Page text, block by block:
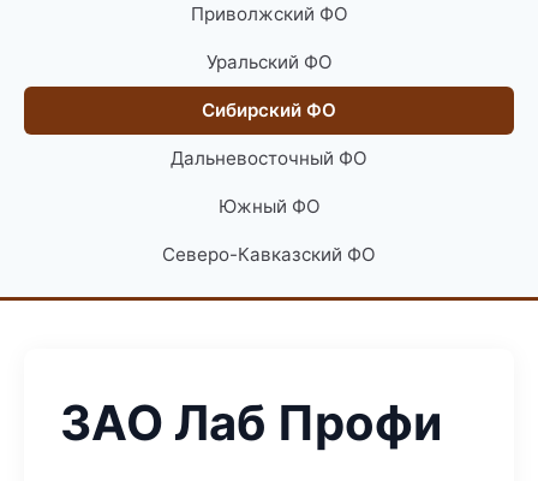
Приволжский ФО
Уральский ФО
Сибирский ФО
Дальневосточный ФО
Южный ФО
Северо-Кавказский ФО
ЗАО Лаб Профи